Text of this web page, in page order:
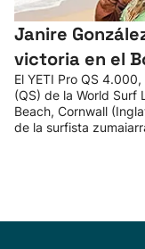
Janire
victoria en el
El YETI Pro QS
(QS) de la World Surf
Beach, Cornwall
de la surfista